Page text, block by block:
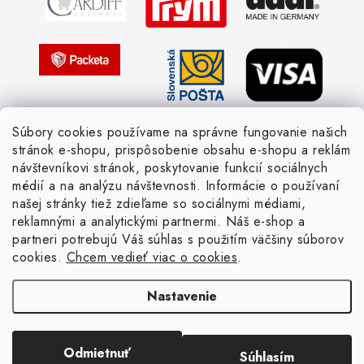
Súbory cookies používame na správne fungovanie našich
stránok e-shopu, prispôsobenie obsahu e-shopu a reklám
návštevníkovi stránok, poskytovanie funkcií sociálnych
médií a na analýzu návštevnosti. Informácie o používaní
našej stránky tiež zdieľame so sociálnymi médiami,
reklamnými a analytickými partnermi. Náš e-shop a
partneri potrebujú Váš súhlas s použitím väčšiny súborov
cookies. Chcem vedieť viac o cookies.
Nastavenie
Odmietnuť Súhlasím
Žiadosť dotknutej osoby
Pletený slovník anglicky-česky
Pletený slovník česky-anglicky
Vytvoril Shoptet
Žienka domáca. Všetky práva vyhradené.
cookies